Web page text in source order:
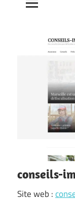
conseils-
Site web :